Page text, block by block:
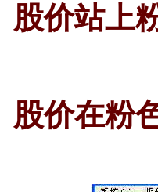
股价站上
股价在粉